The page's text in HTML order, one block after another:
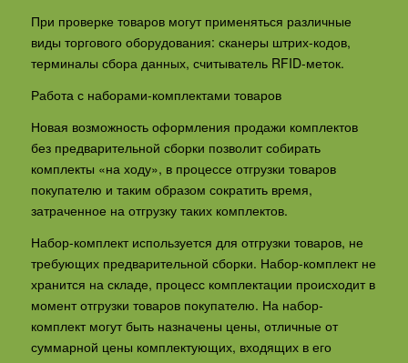
При проверке товаров могут применяться различные
виды торгового оборудования: сканеры штрих-кодов,
терминалы сбора данных, считыватель RFID-меток.
Работа с наборами-комплектами товаров
Новая возможность оформления продажи комплектов
без предварительной сборки позволит собирать
комплекты «на ходу», в процессе отгрузки товаров
покупателю и таким образом сократить время,
затраченное на отгрузку таких комплектов.
Набор-комплект используется для отгрузки товаров, не
требующих предварительной сборки. Набор-комплект не
хранится на складе, процесс комплектации происходит в
момент отгрузки товаров покупателю. На набор-
комплект могут быть назначены цены, отличные от
суммарной цены комплектующих, входящих в его